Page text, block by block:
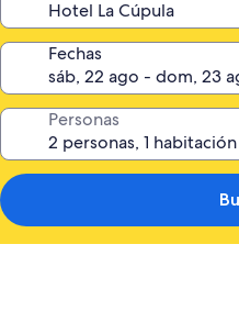
Fechas
Personas